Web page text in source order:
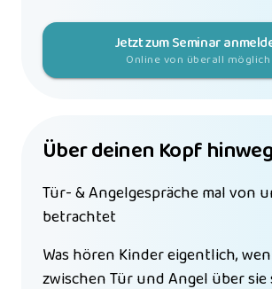
Jetzt zum Seminar
Online von überall möglich
Über deinen Kopf
Tür- & Angelgespräche mal von
betrachtet
Was hören Kinder eigentlich,
zwischen Tür und Angel über sie